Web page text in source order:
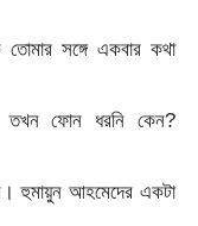
সঙ্গে একবার কথা
তখন ফোন ধরনি কেন?
হুমায়ুন আহমেদের একটা